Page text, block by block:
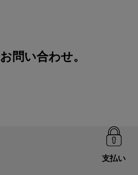
お問い合わせ。
支払い